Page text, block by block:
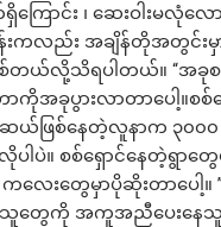
ကြောင်း ၊ ဆေးဝါးမလုံလ
မှုနူန်းကလည်း အချိန်တိုအတွင်
ြစ်တယ်လို့သိရပါတယ်။ “အခုစ
ာကိုအခုပွားလာတာပေါ့။စစ်ရှ
ယ်ဖြစ်နေတဲ့လူနာက ၃၀၀
ပဲ။ စစ်ရှောင်နေတဲ့ရွာတွေ
ေးတွေမှာပိုဆိုးတာပေါ့။ ”
သူတွေကို အကူအညီပေးနေသူ